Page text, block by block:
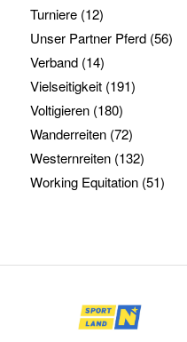
Turniere(12)
Unser Partner Pferd(56)
Verband(14)
Vielseitigkeit(191)
Voltigieren(180)
Wanderreiten(72)
Westernreiten(132)
Working Equitation(51)